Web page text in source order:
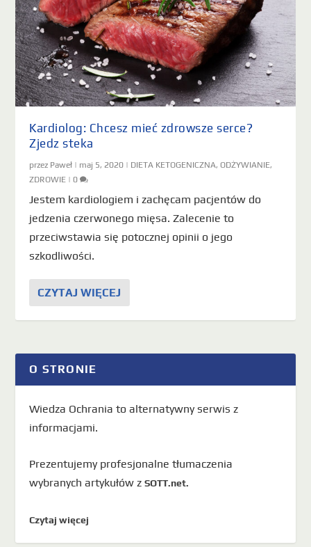
Kardiolog: Chcesz mieć zdrowsze serce?
Zjedz steka
przez Paweł | maj 5, 2020 | DIETA KETOGENICZNA,ODŻYWIANIE,
ZDROWIE |0
Jestem kardiologiem i zachęcam pacjentów do
jedzenia czerwonego mięsa. Zalecenie to
przeciwstawia się potocznej opinii o jego
szkodliwości.
CZYTAJ WIĘCEJ
O STRONIE
Wiedza Ochrania to alternatywny serwis z
informacjami.
Prezentujemy profesjonalne tłumaczenia
wybranych artykułów zSOTT.net.
Czytaj więcej